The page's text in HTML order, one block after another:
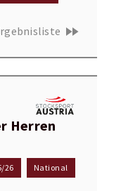
fast_forward
Herren
26 National